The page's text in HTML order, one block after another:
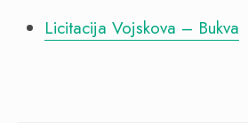
Licitacija Vojskova – Bukva